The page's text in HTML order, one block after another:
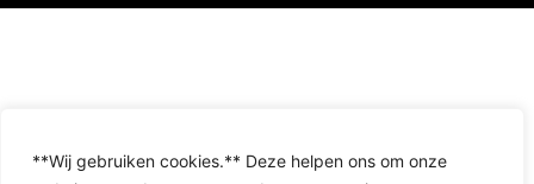
**Wij gebruiken cookies.** Deze helpen ons om onze